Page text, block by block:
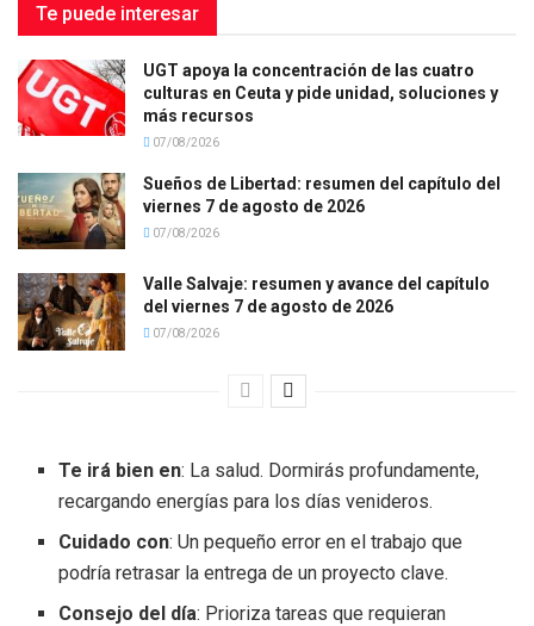
Te puede interesar
UGT apoya la concentración de las cuatro
culturas en Ceuta y pide unidad, soluciones y
más recursos
07/08/2026
Sueños de Libertad: resumen del capítulo del
viernes 7 de agosto de 2026
07/08/2026
Valle Salvaje: resumen y avance del capítulo
del viernes 7 de agosto de 2026
07/08/2026
Te irá bien en: La salud. Dormirás profundamente,
recargando energías para los días venideros.
Cuidado con: Un pequeño error en el trabajo que
podría retrasar la entrega de un proyecto clave.
Consejo del día: Prioriza tareas que requieran